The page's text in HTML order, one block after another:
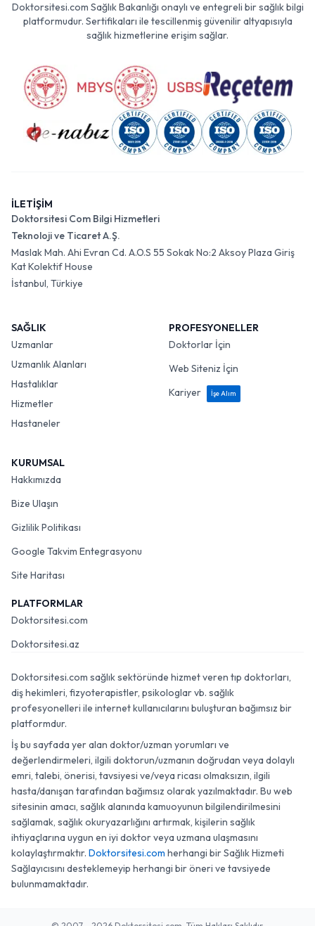
Doktorsitesi.com Sağlık Bakanlığı onaylı ve entegreli bir sağlık bilgi
platformudur. Sertifikaları ile tescillenmiş güvenilir altyapısıyla
sağlık hizmetlerine erişim sağlar.
İLETİŞİM
Doktorsitesi Com Bilgi Hizmetleri
Teknoloji ve Ticaret A.Ş.
Maslak Mah. Ahi Evran Cd. A.O.S 55 Sokak No:2 Aksoy Plaza Giriş
Kat Kolektif House
İstanbul, Türkiye
SAĞLIK
Uzmanlar
Uzmanlık Alanları
Hastalıklar
Hizmetler
Hastaneler
PROFESYONELLER
Doktorlar İçin
Web Siteniz İçin
Kariyer
İşe Alım
KURUMSAL
Hakkımızda
Bize Ulaşın
Gizlilik Politikası
Google Takvim Entegrasyonu
Site Haritası
PLATFORMLAR
Doktorsitesi.com
Doktorsitesi.az
Doktorsitesi.com sağlık sektöründe hizmet veren tıp doktorları,
diş hekimleri, fizyoterapistler, psikologlar vb. sağlık
profesyonelleri ile internet kullanıcılarını buluşturan bağımsız bir
platformdur.
İş bu sayfada yer alan doktor/uzman yorumları ve
değerlendirmeleri, ilgili doktorun/uzmanın doğrudan veya dolaylı
emri, talebi, önerisi, tavsiyesi ve/veya ricası olmaksızın, ilgili
hasta/danışan tarafından bağımsız olarak yazılmaktadır. Bu web
sitesinin amacı, sağlık alanında kamuoyunun bilgilendirilmesini
sağlamak, sağlık okuryazarlığını artırmak, kişilerin sağlık
ihtiyaçlarına uygun en iyi doktor veya uzmana ulaşmasını
kolaylaştırmaktır. Doktorsitesi.com herhangi bir Sağlık Hizmeti
Sağlayıcısını desteklemeyip herhangi bir öneri ve tavsiyede
bulunmamaktadır.